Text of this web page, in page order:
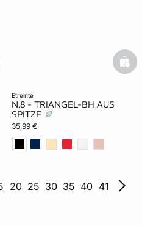
etreinte
N.8 - TRIANGEL-BH AUS
SPITZE
35,99 €
20 25 30 35 40 41